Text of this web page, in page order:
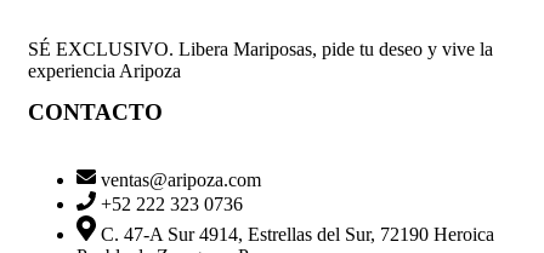
SÉ EXCLUSIVO. Libera Mariposas, pide tu deseo y vive la
experiencia Aripoza
CONTACTO
ventas@aripoza.com
+52 222 323 0736
C. 47-A Sur 4914, Estrellas del Sur, 72190 Heroica